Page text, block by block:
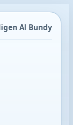
Al Bundy